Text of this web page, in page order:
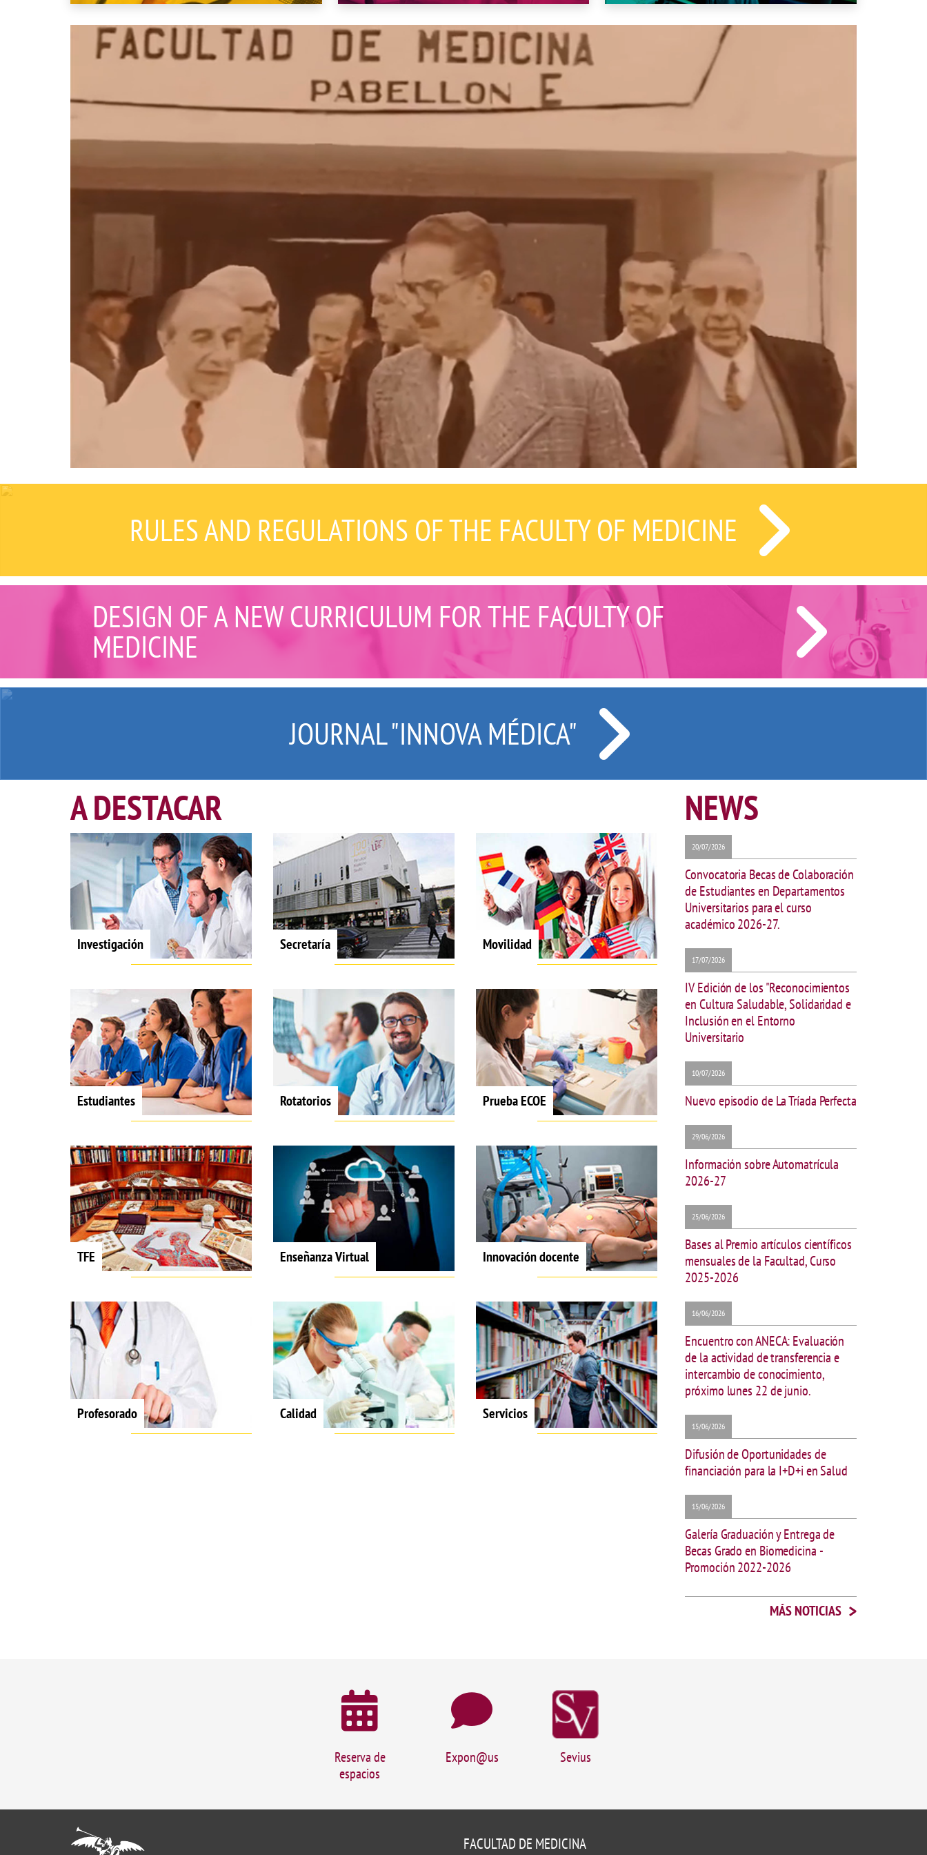
RULES AND REGULATIONS OF THE FACULTY OF MEDICINE
DESIGN OF A NEW CURRICULUM FOR THE FACULTY OF
MEDICINE
JOURNAL "INNOVA MÉDICA"
A DESTACAR
Investigación Secretaría Movilidad
Estudiantes Rotatorios Prueba ECOE
TFE Enseñanza Virtual Innovación docente
Profesorado Calidad Servicios
NEWS
20/07/2026
Convocatoria Becas de Colaboración
de Estudiantes en Departamentos
Universitarios para el curso
académico 2026-27.
17/07/2026
IV Edición de los "Reconocimientos
en Cultura Saludable, Solidaridad e
Inclusión en el Entorno
Universitario
10/07/2026
Nuevo episodio de La Tríada Perfecta
29/06/2026
Información sobre Automatrícula
2026-27
25/06/2026
Bases al Premio artículos científicos
mensuales de la Facultad, Curso
2025-2026
16/06/2026
Encuentro con ANECA: Evaluación
de la actividad de transferencia e
intercambio de conocimiento,
próximo lunes 22 de junio.
15/06/2026
Difusión de Oportunidades de
financiación para la I+D+i en Salud
15/06/2026
Galería Graduación y Entrega de
Becas Grado en Biomedicina -
Promoción 2022-2026
MÁS NOTICIAS >
Reserva de
espacios
Expon@us Sevius
FACULTAD DE MEDICINA